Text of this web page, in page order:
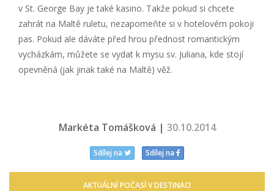
v St. George Bay je také kasino. Takže pokud si chcete
zahrát na Maltě ruletu, nezapomeňte si v hotelovém pokoji
pas. Pokud ale dáváte před hrou přednost romantickým
vycházkám, můžete se vydat k mysu sv. Juliana, kde stojí
opevněná (jak jinak také na Maltě) věž.
Markéta Tomášková | 30.10.2014
Sdílej na Sdílej na
AKTUÁLNÍ POČASÍ V DESTINACI